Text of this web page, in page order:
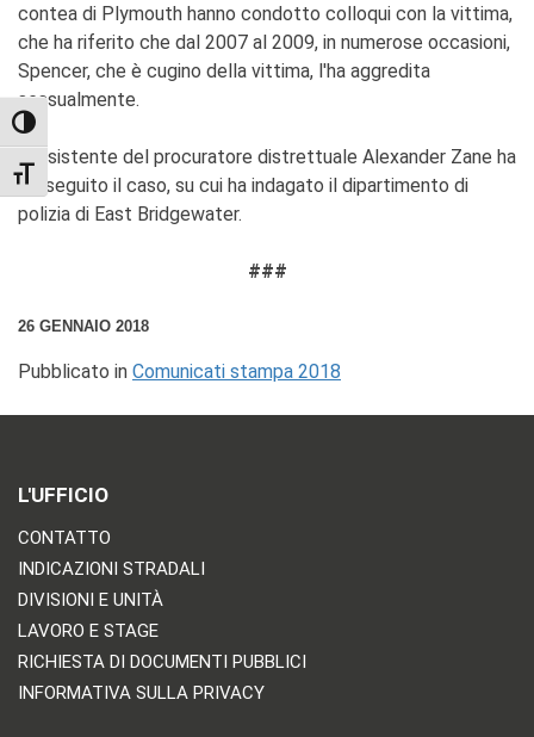
TOGGLE HIGH CONTRAST
TOGGLE FONT SIZE
contea di Plymouth hanno condotto colloqui con la vittima,
che ha riferito che dal 2007 al 2009, in numerose occasioni,
Spencer, che è cugino della vittima, l'ha aggredita
sessualmente.
L'assistente del procuratore distrettuale Alexander Zane ha
perseguito il caso, su cui ha indagato il dipartimento di
polizia di East Bridgewater.
###
26 GENNAIO 2018
Pubblicato in Comunicati stampa 2018
L'UFFICIO
CONTATTO
INDICAZIONI STRADALI
DIVISIONI E UNITÀ
LAVORO E STAGE
RICHIESTA DI DOCUMENTI PUBBLICI
INFORMATIVA SULLA PRIVACY